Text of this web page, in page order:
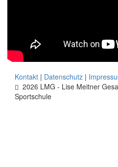
Kontakt | Datenschutz |
2026 LMG - Lise Meitner
Sportschule